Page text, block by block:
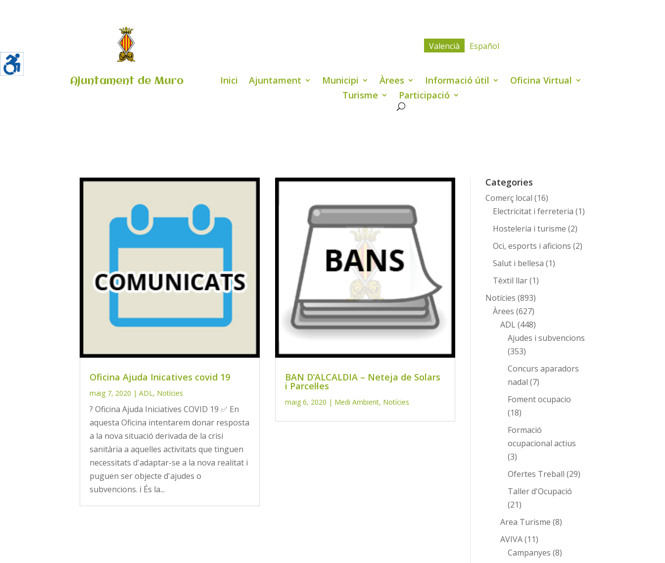
Ajuntament de Muro
Valencià Español
Inici Ajuntament Municipi Àrees Informació útil
Oficina Virtual
Turisme
Participació
Oficina Ajuda Inicatives covid 19
maig 7, 2020 |ADL, Notícies
? Oficina Ajuda Iniciatives COVID 19 ✅ En
aquesta Oficina intentarem donar resposta
a la nova situació derivada de la crisi
sanitària a aquelles activitats que tinguen
necessitats d'adaptar-se a la nova realitat i
puguen ser objecte d'ajudes o
subvencions. ℹ️ És la...
BAN D’ALCALDIA – Neteja de Solars
i Parcel·les
maig 6, 2020 | Medi Ambient, Notícies
Categories
Comerç local (16)
Electricitat i ferreteria (1)
Hosteleria i turisme (2)
Oci, esports i aficions (2)
Salut i bellesa (1)
Tèxtil llar(1)
Notícies (893)
Àrees (627)
ADL(448)
Ajudes i subvencions
(353)
Concurs aparadors
nadal (7)
Foment ocupacio
(18)
Formació
ocupacional actius
(3)
Ofertes Treball (29)
Taller d'Ocupació
(21)
Area Turisme (8)
AVIVA(11)
Campanyes (8)